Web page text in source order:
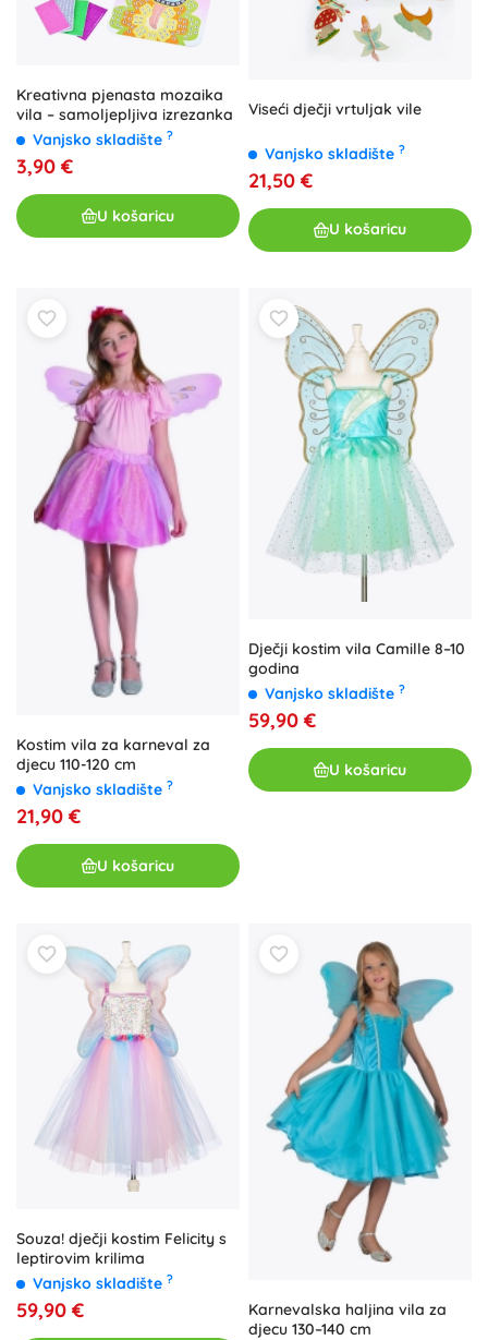
Kreativna pjenasta mozaika
vila – samoljepljiva izrezanka
Vanjsko skladište ?
3,90 €
U košaricu
Viseći dječji vrtuljak vile
Vanjsko skladište ?
21,50 €
U košaricu
Kostim vila za karneval za
djecu 110-120 cm
Vanjsko skladište ?
21,90 €
U košaricu
Dječji kostim vila Camille 8–10
godina
Vanjsko skladište ?
59,90 €
U košaricu
Souza! dječji kostim Felicity s
leptirovim krilima
Vanjsko skladište ?
59,90 €
Karnevalska haljina vila za
djecu 130–140 cm